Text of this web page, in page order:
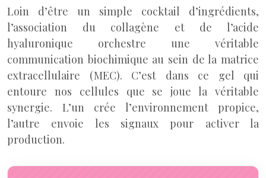
Loin d’être un simple cocktail d’ingrédients,
l’association du collagène et de l’acide
hyaluronique orchestre une véritable
communication biochimique au sein de la matrice
extracellulaire (MEC). C’est dans ce gel qui
entoure nos cellules que se joue la véritable
synergie. L’un crée l’environnement propice,
l’autre envoie les signaux pour activer la
production.